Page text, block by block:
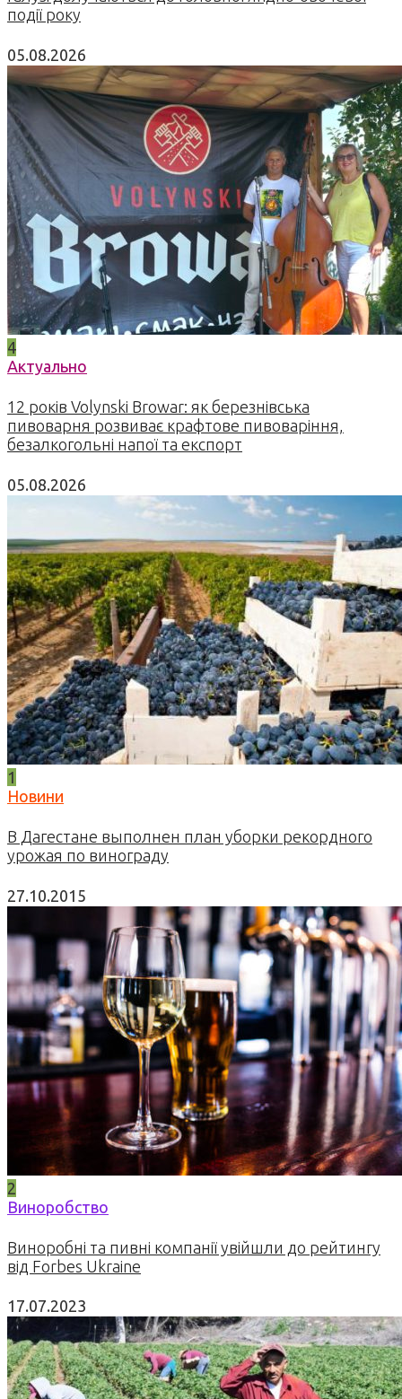
події року
05.08.2026
4
Актуально
12 років Volynski Browar: як березнівська
пивоварня розвиває крафтове пивоваріння,
безалкогольні напої та експорт
05.08.2026
1
Новини
В Дагестане выполнен план уборки рекордного
урожая по винограду
27.10.2015
2
Виноробство
Виноробні та пивні компанії увійшли до рейтингу
від Forbes Ukraine
17.07.2023